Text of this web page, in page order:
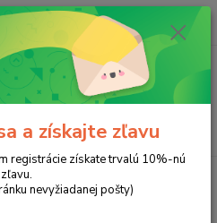
Hľadať
ks
za0 €
V DUŠI
a získajte zľavu
registrácie získate trvalú 10%-nú
zľavu.
nevyžiadanej pošty)